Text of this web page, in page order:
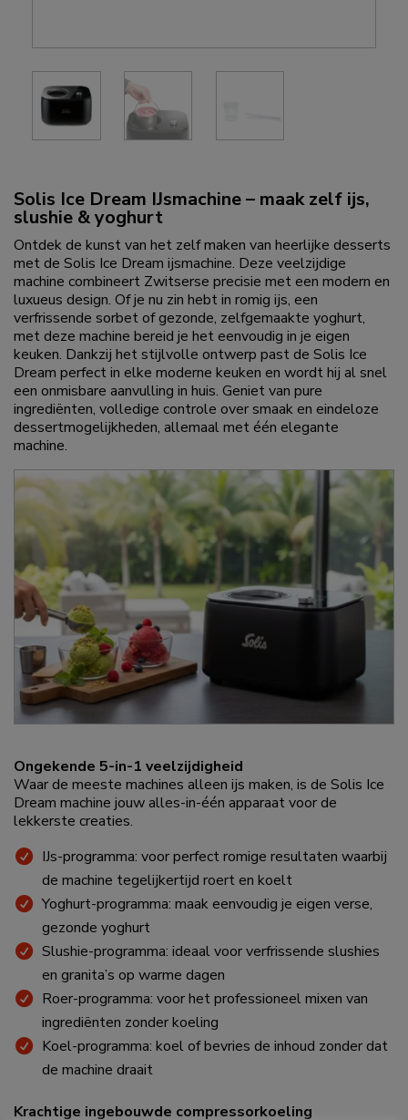
Solis Ice Dream IJsmachine – maak zelf ijs,
slushie & yoghurt
Ontdek de kunst van het zelf maken van heerlijke desserts
met de Solis Ice Dream ijsmachine. Deze veelzijdige
machine combineert Zwitserse precisie met een modern en
luxueus design. Of je nu zin hebt in romig ijs, een
verfrissende sorbet of gezonde, zelfgemaakte yoghurt,
met deze machine bereid je het eenvoudig in je eigen
keuken. Dankzij het stijlvolle ontwerp past de Solis Ice
Dream perfect in elke moderne keuken en wordt hij al snel
een onmisbare aanvulling in huis. Geniet van pure
ingrediënten, volledige controle over smaak en eindeloze
dessertmogelijkheden, allemaal met één elegante
machine.
Ongekende 5-in-1 veelzijdigheid
Waar de meeste machines alleen ijs maken, is de Solis Ice
Dream machine jouw alles-in-één apparaat voor de
lekkerste creaties.
IJs-programma: voor perfect romige resultaten waarbij
de machine tegelijkertijd roert en koelt
Yoghurt-programma: maak eenvoudig je eigen verse,
gezonde yoghurt
Slushie-programma: ideaal voor verfrissende slushies
en granita’s op warme dagen
Roer-programma: voor het professioneel mixen van
ingrediënten zonder koeling
Koel-programma: koel of bevries de inhoud zonder dat
de machine draait
Krachtige ingebouwde compressorkoeling